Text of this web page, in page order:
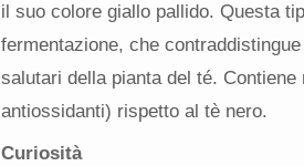
il suo colore giallo pallido. Questa
fermentazione, che
salutari della pianta del té.
antiossidanti) rispetto al tè nero.
Curiosità